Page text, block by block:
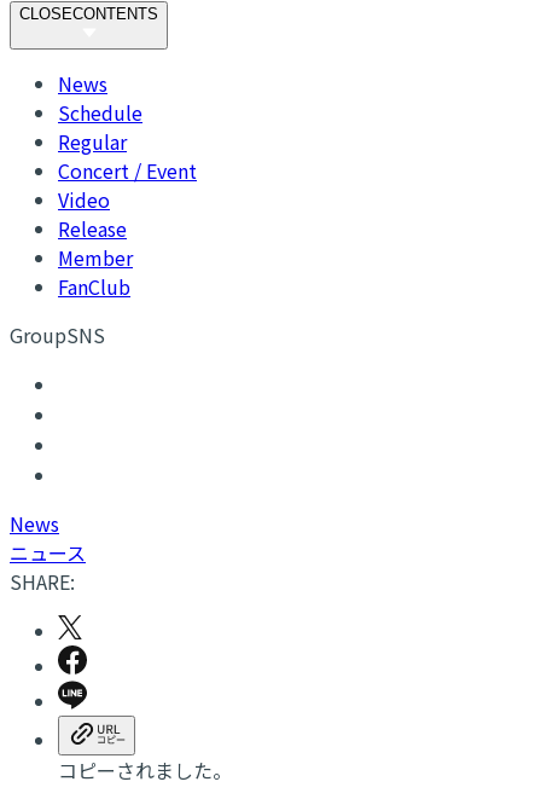
CLOSECONTENTS
News
Schedule
Regular
Concert / Event
Video
Release
Member
FanClub
GroupSNS
News
ニュース
SHARE:
コピーされました。